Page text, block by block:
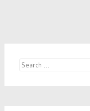
Search